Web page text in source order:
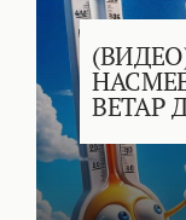
ВЕТАР